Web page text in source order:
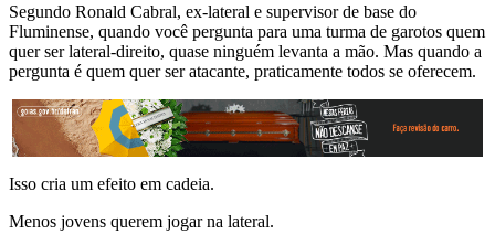
Segundo Ronald Cabral, ex-lateral e supervisor de base do
Fluminense, quando você pergunta para uma turma de garotos quem
quer ser lateral-direito, quase ninguém levanta a mão. Mas quando a
pergunta é quem quer ser atacante, praticamente todos se oferecem.
Isso cria um efeito em cadeia.
Menos jovens querem jogar na lateral.